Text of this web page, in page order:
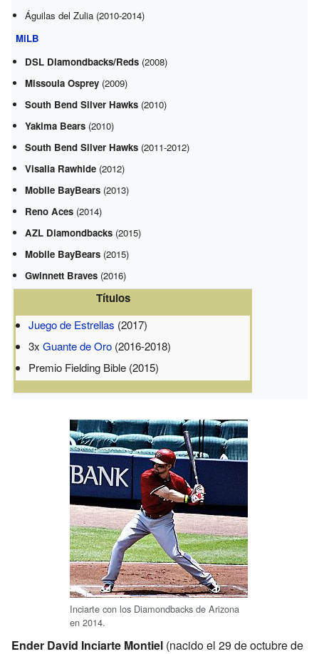
Águilas del Zulia (2010-2014)
MiLB
DSL Diamondbacks/Reds (2008)
Missoula Osprey (2009)
South Bend Silver Hawks (2010)
Yakima Bears (2010)
South Bend Silver Hawks (2011-2012)
Visalia Rawhide (2012)
Mobile BayBears (2013)
Reno Aces (2014)
AZL Diamondbacks (2015)
Mobile BayBears (2015)
Gwinnett Braves (2016)
Títulos
Juego de Estrellas (2017)
3xGuante de Oro (2016-2018)
Premio Fielding Bible (2015)
Inciarte con los Diamondbacks de Arizona
en 2014.
Ender David Inciarte Montiel (nacido el 29 de octubre de